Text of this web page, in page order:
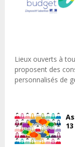
Lieux ouverts à
proposent des
personnalisés de